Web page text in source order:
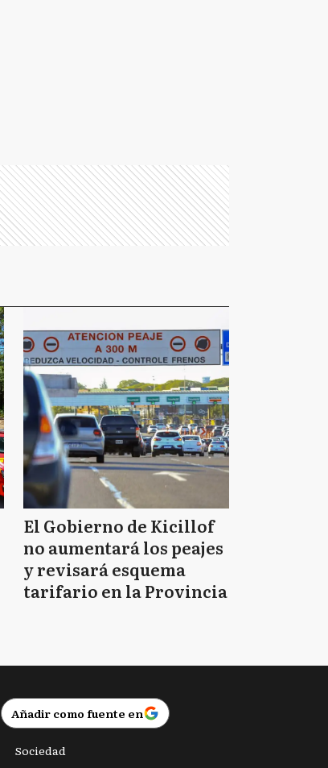
El Gobierno de Kicillof
no aumentará los peajes
y revisará esquema
tarifario en la Provincia
Añadir como fuente en
Sociedad